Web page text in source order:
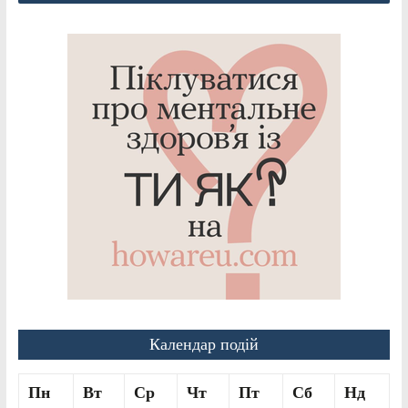
Календар подій
Пн Вт Ср Чт Пт Сб Нд